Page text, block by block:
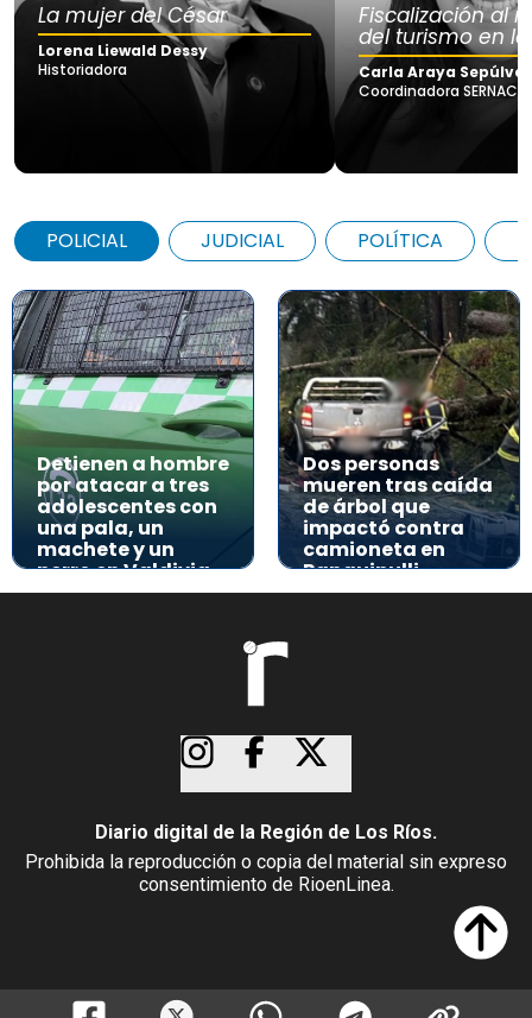
La mujer del César
Lorena Liewald Dessy
Historiadora
Fiscalización al
del turismo en
Carla Araya
Coordinadora SERNAC
POLICIAL JUDICIAL POLÍTICA
Detienen a hombre
por atacar a tres
adolescentes con
una pala, un
machete y un
perro en Valdivia
Dos personas
mueren tras caída
de árbol que
impactó contra
camioneta en
Panguipulli
Diario digital de la Región de Los Ríos.
Prohibida la reproducción o copia del material sin expreso
consentimiento de RioenLinea.